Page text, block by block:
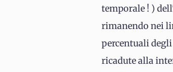
temporale ! )
rimanendo nei
percentuali
ricadute alla